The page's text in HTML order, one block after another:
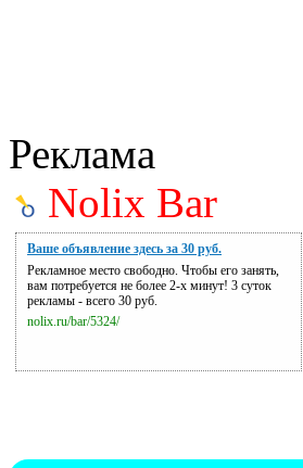
Реклама
Nolix Bar
Ваше объявление здесь за 30 руб.
Рекламное место свободно. Чтобы его занять,
вам потребуется не более 2-х минут! 3 суток
рекламы - всего 30 руб.
nolix.ru/bar/5324/